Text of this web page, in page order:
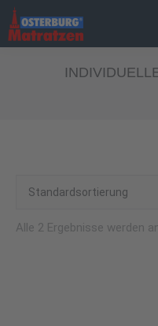
Alle 2 Ergebnisse werden